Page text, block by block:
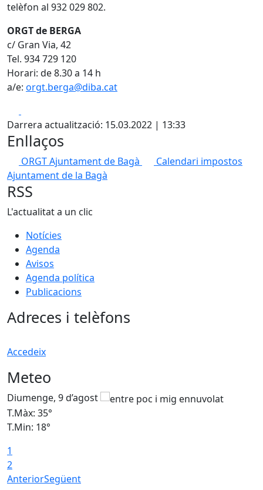
telèfon al 932 029 802.
ORGT de BERGA
c/ Gran Via, 42
Tel. 934 729 120
Horari: de 8.30 a 14 h
a/e: orgt.berga@diba.cat
Darrera actualització: 15.03.2022 | 13:33
Enllaços
ORGT Ajuntament de Bagà
Calendari impostos
Ajuntament de la Bagà
RSS
L'actualitat a un clic
Notícies
Agenda
Avisos
Agenda política
Publicacions
Adreces i telèfons
Accedeix
Meteo
Diumenge, 9 d’agost
T.Màx: 35°
T.Min: 18°
1
2
AnteriorSegüent